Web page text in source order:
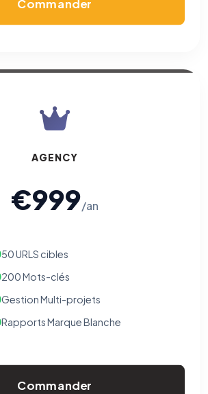
Commander
AGENCY
€999/an
50 URLS cibles
200 Mots-clés
Gestion Multi-projets
Rapports Marque Blanche
Commander